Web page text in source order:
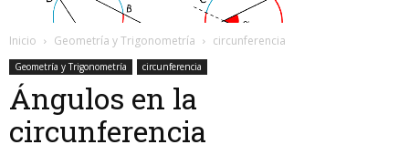
Inicio Geometría y Trigonometría circunferencia
Geometría y Trigonometría circunferencia
Ángulos en la
circunferencia